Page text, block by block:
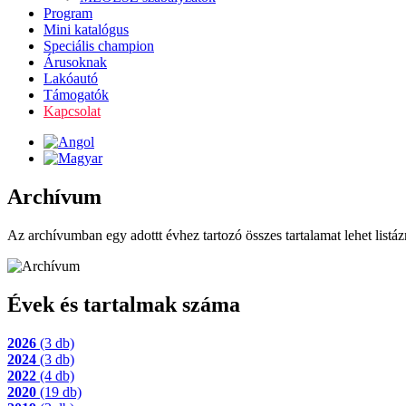
Program
Mini katalógus
Speciális champion
Árusoknak
Lakóautó
Támogatók
Kapcsolat
Archívum
Az archívumban egy adottt évhez tartozó összes tartalamat lehet
Évek és tartalmak száma
2026 (3 db)
2024 (3 db)
2022 (4 db)
2020 (19 db)